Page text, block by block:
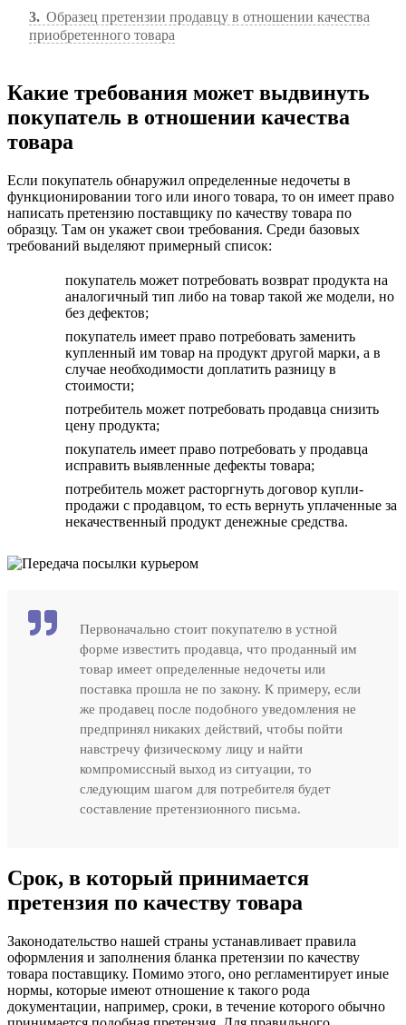
3
Образец претензии продавцу в отношении качества
приобретенного товара
Какие требования может выдвинуть
покупатель в отношении качества
товара
Если покупатель обнаружил определенные недочеты в
функционировании того или иного товара, то он имеет право
написать претензию поставщику по качеству товара по
образцу. Там он укажет свои требования. Среди базовых
требований выделяют примерный список:
покупатель может потребовать возврат продукта на
аналогичный тип либо на товар такой же модели, но
без дефектов;
покупатель имеет право потребовать заменить
купленный им товар на продукт другой марки, а в
случае необходимости доплатить разницу в
стоимости;
потребитель может потребовать продавца снизить
цену продукта;
покупатель имеет право потребовать у продавца
исправить выявленные дефекты товара;
потребитель может расторгнуть договор купли-
продажи с продавцом, то есть вернуть уплаченные за
некачественный продукт денежные средства.
Первоначально стоит покупателю в устной
форме известить продавца, что проданный им
товар имеет определенные недочеты или
поставка прошла не по закону. К примеру, если
же продавец после подобного уведомления не
предпринял никаких действий, чтобы пойти
навстречу физическому лицу и найти
компромиссный выход из ситуации, то
следующим шагом для потребителя будет
составление претензионного письма.
Срок, в который принимается
претензия по качеству товара
Законодательство нашей страны устанавливает правила
оформления и заполнения бланка претензии по качеству
товара поставщику. Помимо этого, оно регламентирует иные
нормы, которые имеют отношение к такого рода
документации, например, сроки, в течение которого обычно